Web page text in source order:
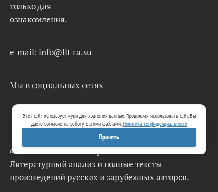
только для
ознакомления.
e-mail: info@lit-ra.su
Мы в социальных сетях
© 2026 Lit-Ra.su. Электронная библиотека.
Литературный анализ и полные тексты
произведений русских и зарубежных авторов.
Этот сайт использует куки для хранения данных. Продолжая использовать сайт, Вы
даете согласие на работу с этими файлами.Политика конфиденциальности
Принять